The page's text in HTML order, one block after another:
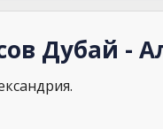
Дубай -